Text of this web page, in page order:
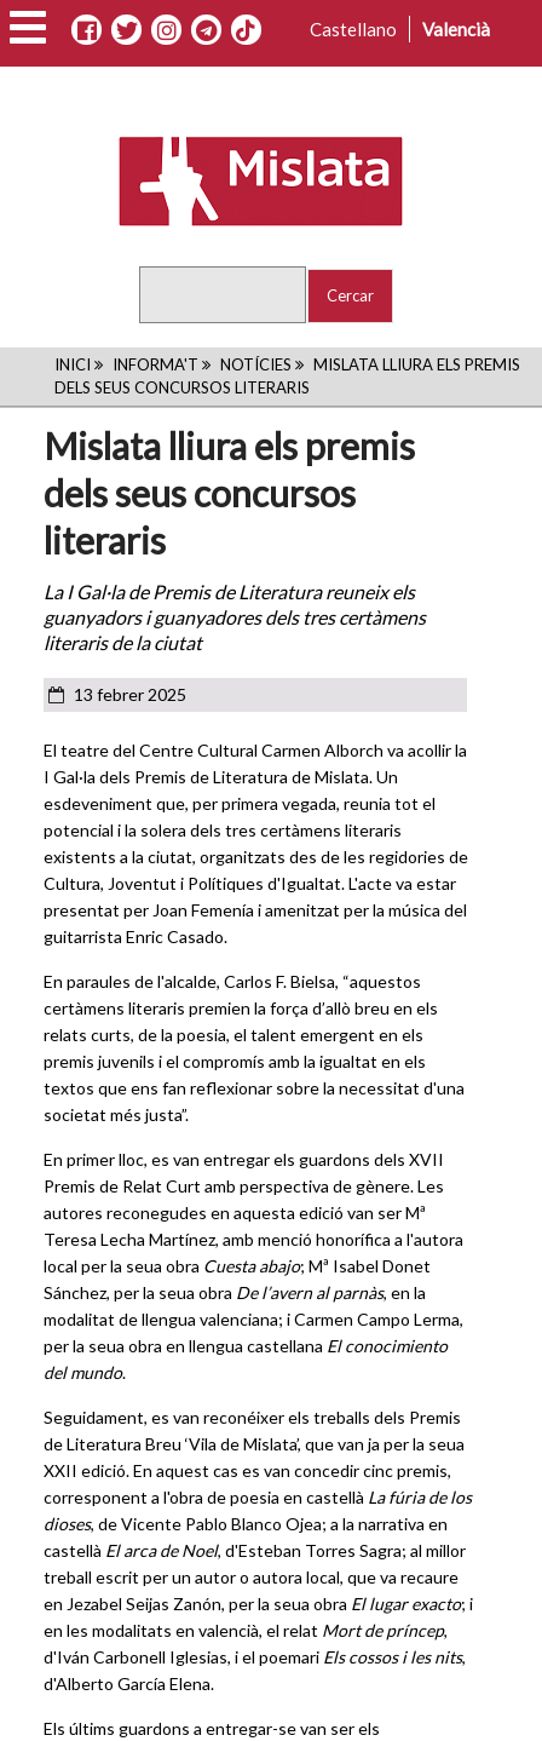
Vés
al
contingut
Castellano Valencià
FIL
D'ARIADNA
INICI INFORMA'T NOTÍCIES
MISLATA LLIURA ELS PREMIS
DELS SEUS CONCURSOS LITERARIS
Mislata lliura els premis
dels seus concursos
literaris
La I Gal·la de Premis de Literatura reuneix els
guanyadors i guanyadores dels tres certàmens
literaris de la ciutat
13 febrer 2025
El teatre del Centre Cultural Carmen Alborch va acollir la
I Gal·la dels Premis de Literatura de Mislata. Un
esdeveniment que, per primera vegada, reunia tot el
potencial i la solera dels tres certàmens literaris
existents a la ciutat, organitzats des de les regidories de
Cultura, Joventut i Polítiques d'Igualtat. L'acte va estar
presentat per Joan Femenía i amenitzat per la música del
guitarrista Enric Casado.
En paraules de l'alcalde, Carlos F. Bielsa, “aquestos
certàmens literaris premien la força d’allò breu en els
relats curts, de la poesia, el talent emergent en els
premis juvenils i el compromís amb la igualtat en els
textos que ens fan reflexionar sobre la necessitat d'una
societat més justa”.
En primer lloc, es van entregar els guardons dels XVII
Premis de Relat Curt amb perspectiva de gènere. Les
autores reconegudes en aquesta edició van ser Mª
Teresa Lecha Martínez, amb menció honorífica a l'autora
local per la seua obra Cuesta abajo; Mª Isabel Donet
Sánchez, per la seua obra De l’avern al parnàs, en la
modalitat de llengua valenciana; i Carmen Campo Lerma,
per la seua obra en llengua castellana El conocimiento
del mundo.
Seguidament, es van reconéixer els treballs dels Premis
de Literatura Breu ‘Vila de Mislata’, que van ja per la seua
XXII edició. En aquest cas es van concedir cinc premis,
corresponent a l'obra de poesia en castellà La fúria de los
dioses, de Vicente Pablo Blanco Ojea; a la narrativa en
castellà El arca de Noel, d'Esteban Torres Sagra; al millor
treball escrit per un autor o autora local, que va recaure
en Jezabel Seijas Zanón, per la seua obra El lugar exacto; i
en les modalitats en valencià, el relat Mort de príncep,
d'Iván Carbonell Iglesias, i el poemari Els cossos i les nits,
d'Alberto García Elena.
Els últims guardons a entregar-se van ser els